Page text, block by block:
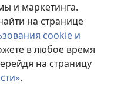
и маркетинга.
на странице
cookie и
в любое время
на страницу
.
Society of Pennsylvania.
|ПОЛИТИКА
|НАСТРОЙКИ